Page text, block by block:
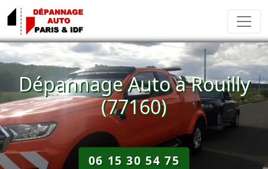
Dépannage Auto à Rouilly
(77160)
06 15 30 54 75